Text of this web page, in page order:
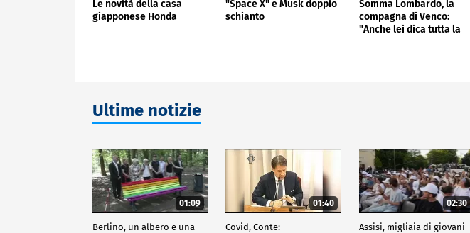
Le novità della casa
giapponese Honda
"Space X" e Musk doppio
schianto
Somma Lombardo, la
compagna di Venco:
"Anche lei dica tutta la
Ultime notizie
01:09
Berlino, un albero e una
01:40
Covid, Conte:
02:30
Assisi, migliaia di giovani